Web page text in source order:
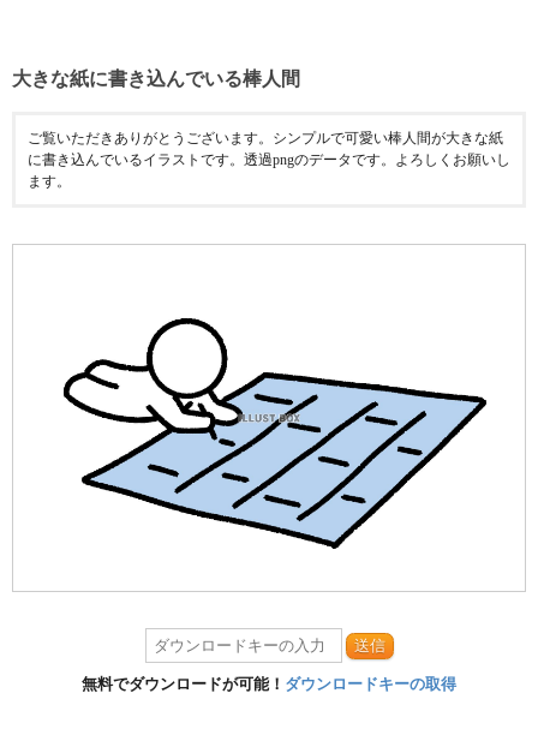
大きな紙に書き込んでいる棒人間
ご覧いただきありがとうございます。シンプルで可愛い棒人間が大きな紙
に書き込んでいるイラストです。透過pngのデータです。よろしくお願いし
ます。
送信
無料でダウンロードが可能！ ダウンロードキーの取得